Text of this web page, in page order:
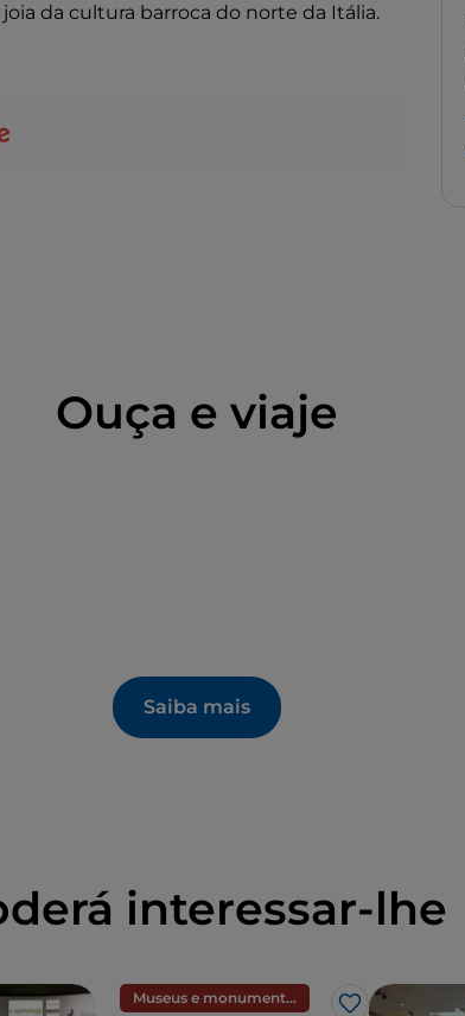
da cultura barroca do norte da Itália.
Ouça e viaje
Saiba mais
interessar-lhe
Museus e monumentos